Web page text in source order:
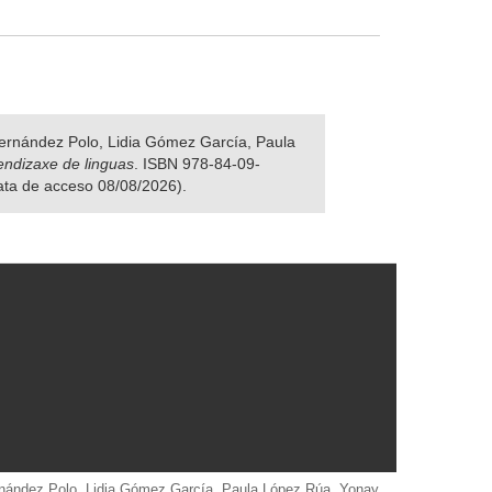
Polo, Lidia Gómez García, Paula
de linguas . ISBN 978-84-09-
de acceso 08/08/2026).